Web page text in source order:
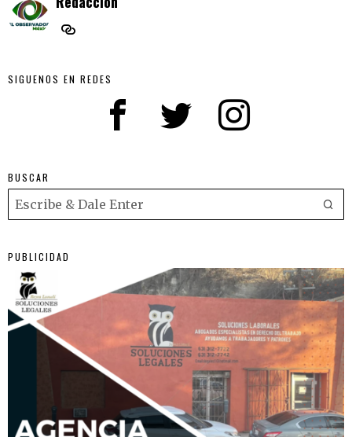
SIGUENOS EN REDES
BUSCAR
PUBLICIDAD